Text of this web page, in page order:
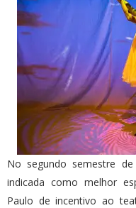
No segundo semestre
indicada como melhor
Paulo de incentivo ao